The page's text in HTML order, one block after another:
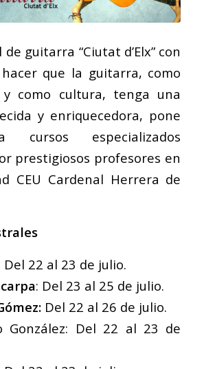
de guitarra “Ciutat d’Elx” con
que la guitarra, como
como cultura, tenga una
y enriquecedora, pone
cursos especializados
prestigiosos profesores en
CEU Cardenal Herrera de
Del 22 al 23 de julio.
: Del 23 al 25 de julio.
Del 22 al 26 de julio.
González: Del 22 al 23 de